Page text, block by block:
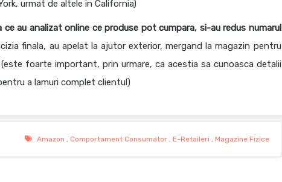
urmat de altele in California)
au analizat online ce produse pot cumpara, si-au redus numarul
finala, au apelat la ajutor exterior, mergand la magazin pentru
foarte important, prin urmare, ca acestia sa cunoasca detalii
a lamuri complet clientul)
Amazon , Comportament Consumator, E-Retaileri , Magazine Fizice